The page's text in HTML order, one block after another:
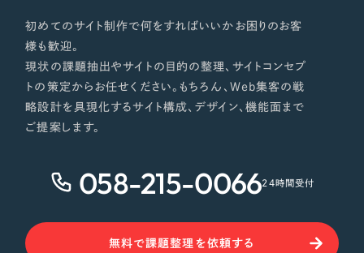
初めてのサイト制作で何をすればいいかお困りのお客
様も歓迎。
現状の課題抽出やサイトの目的の整理、サイトコンセプ
トの策定からお任せください。もちろん、Web集客の戦
略設計を具現化するサイト構成、デザイン、機能面まで
ご提案します。
058-215-006624時間受付
無料で課題整理を依頼する